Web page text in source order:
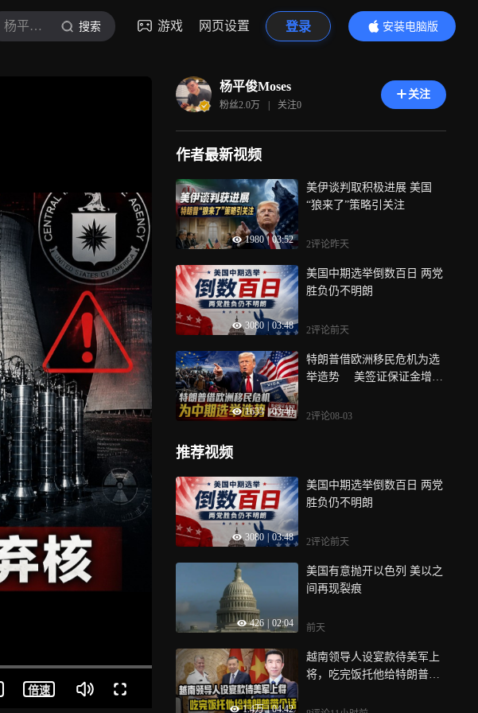
杨平俊Moses 搜索 游戏 网页设置 登录
安装电脑版
内容更精彩
倍速
杨平俊Moses
粉丝2.0万 | 关注0
关注
作者最新视频
1980 | 03:52
美伊谈判取积极进展 美国
“狼来了”策略引关注
2评论昨天
3080 03:48
美国中期选举倒数百日 两党
胜负仍不明朗
2评论前天
1633 | 03:40
特朗普借欧洲移民危机为选
举造势 美签证保证金增至
2评论08-03
推荐视频
3080 03:48
美国中期选举倒数百日 两党
胜负仍不明朗
2评论前天
426 02:04
美国有意抛开以色列 美以之
间再现裂痕
前天
1.4万 | 04:42
越南领导人设宴款待美军上
将，吃完饭托他给特朗普带